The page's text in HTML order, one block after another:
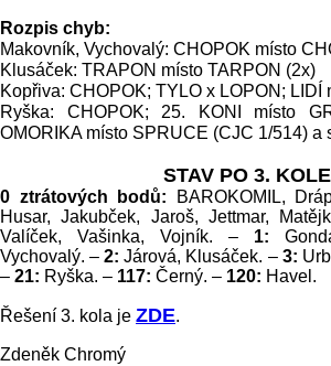
Rozpis chyb:
Makovník, Vychovalý: CHOPOK místo
Klusáček: TRAPON místo TARPON (2x)
Kopřiva: CHOPOK; TYLO x LOPON; LIDÍ
Ryška: CHOPOK; 25. KONI místo
OMORIKA místo SPRUCE (CJC 1/514) a
STAV PO 3. KOLE
0 ztrátových bodů: BAROKOMIL,
Husar, Jakubček, Jaroš, Jettmar,
Valíček, Vašinka, Vojník. – 1:
Vychovalý. –2: Járová, Klusáček. – 3:
– 21: Ryška. – 117: Černý. – 120: Havel.
Řešení 3. kola je ZDE.
Zdeněk Chromý